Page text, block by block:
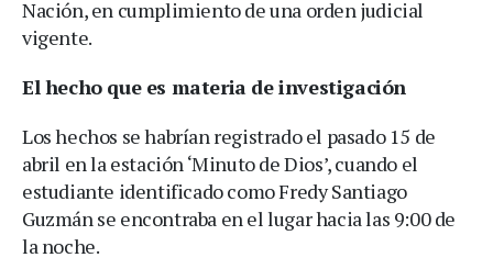
Nación, en cumplimiento de una orden judicial
vigente.
El hecho que es materia de investigación
Los hechos se habrían registrado el pasado 15 de
abril en la estación ‘Minuto de Dios’, cuando el
estudiante identificado como Fredy Santiago
Guzmán se encontraba en el lugar hacia las 9:00 de
la noche.